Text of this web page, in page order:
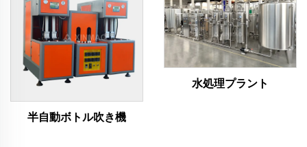
半自動ボトル吹き機
水処理プラント